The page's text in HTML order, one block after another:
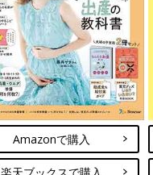
Amazonで購入
楽天ブックスで購入